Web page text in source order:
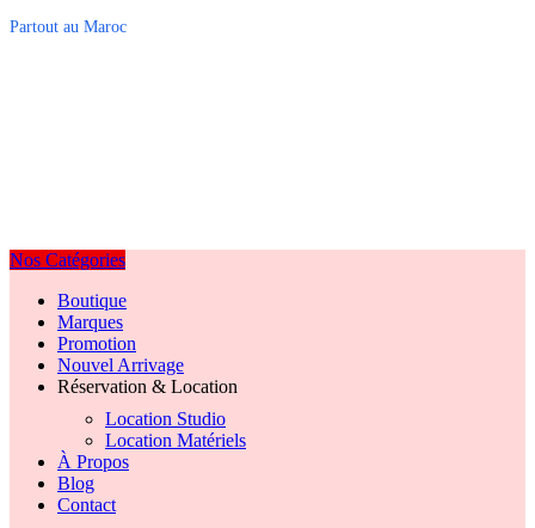
Partout au Maroc
Nos Catégories
Boutique
Marques
Promotion
Nouvel Arrivage
Réservation & Location
Location Studio
Location Matériels
À Propos
Blog
Contact